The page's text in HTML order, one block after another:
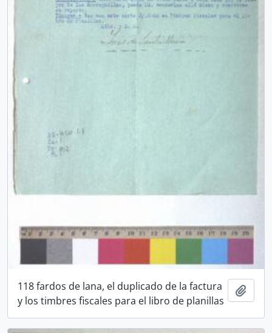
118 fardos de lana, el duplicado de la factura
y los timbres fiscales para el libro de planillas